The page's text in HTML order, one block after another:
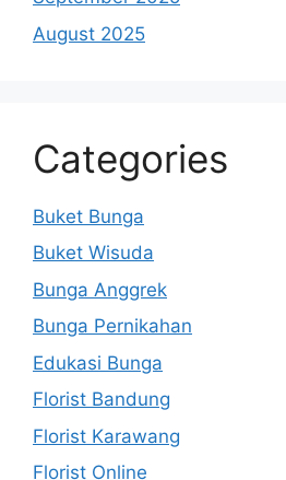
August 2025
Categories
Buket Bunga
Buket Wisuda
Bunga Anggrek
Bunga Pernikahan
Edukasi Bunga
Florist Bandung
Florist Karawang
Florist Online